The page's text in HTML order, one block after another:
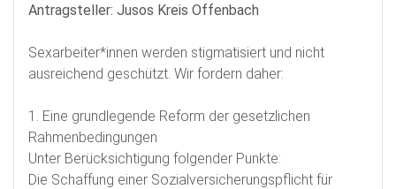
Antragsteller: Jusos Kreis Offenbach
Sexarbeiter*innen werden stigmatisiert und nicht
ausreichend geschützt. Wir fordern daher:
1. Eine grundlegende Reform der gesetzlichen
Rahmenbedingungen
Unter Berücksichtigung folgender Punkte:
Die Schaffung einer Sozialversicherungspflicht für